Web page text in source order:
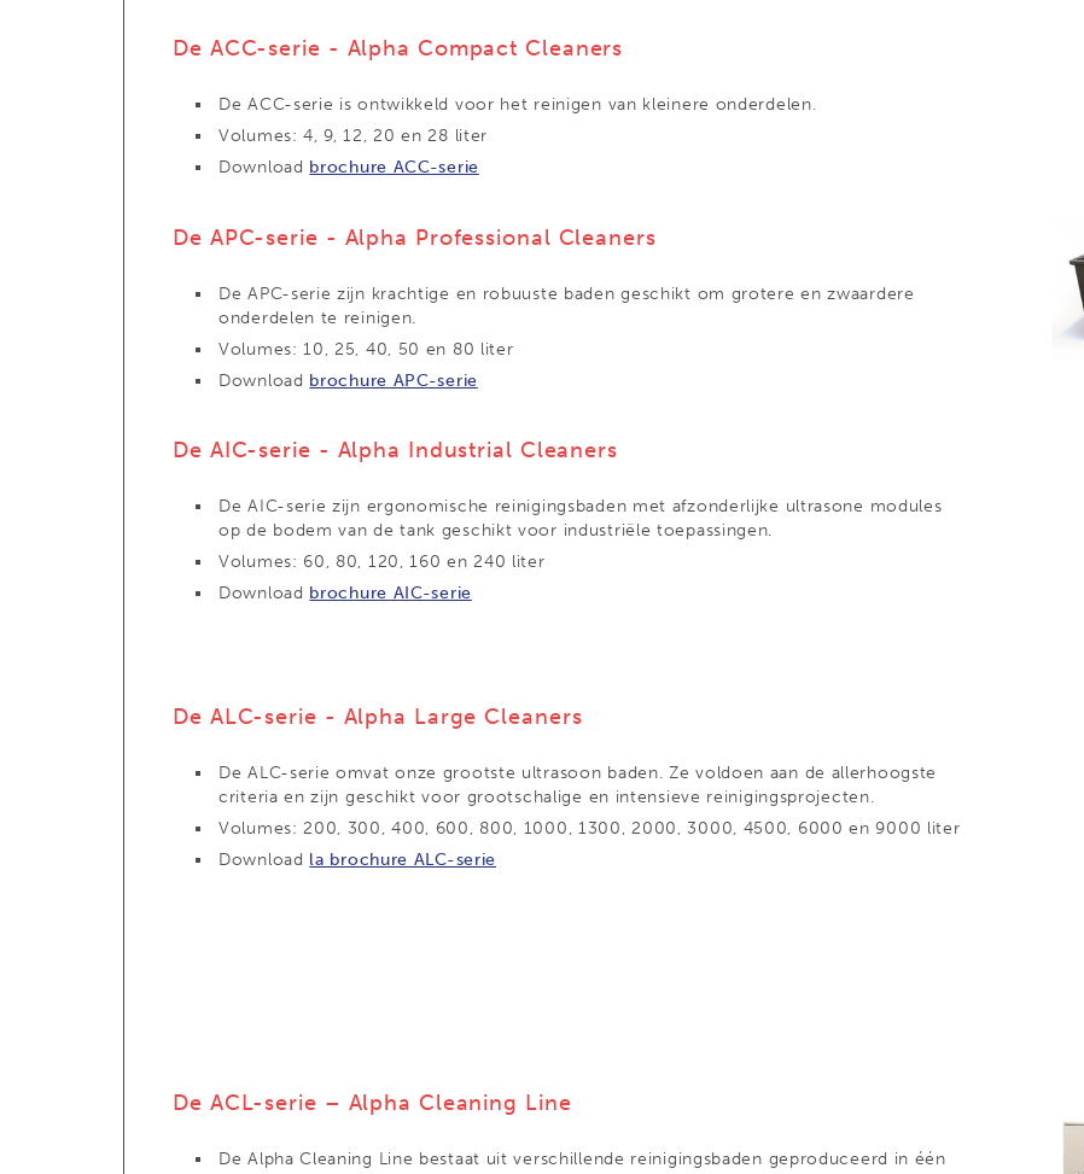
De ACC-serie - Alpha Compact Cleaners
De ACC-serie is ontwikkeld voor het reinigen van kleinere onderdelen.
Volumes: 4, 9, 12, 20 en 28 liter
Download brochure ACC-serie
De APC-serie - Alpha Professional Cleaners
De APC-serie zijn krachtige en robuuste baden geschikt om grotere en zwaardere
onderdelen te reinigen.
Volumes: 10, 25, 40, 50 en 80 liter
Download brochure APC-serie
De AIC-serie - Alpha Industrial Cleaners
De AIC-serie zijn ergonomische reinigingsbaden met afzonderlijke ultrasone modules
op de bodem van de tank geschikt voor industriële toepassingen.
Volumes: 60, 80, 120, 160 en 240 liter
Download brochure AIC-serie
De ALC-serie - Alpha Large Cleaners
De ALC-serie omvat onze grootste ultrasoon baden. Ze voldoen aan de allerhoogste
criteria en zijn geschikt voor grootschalige en intensieve reinigingsprojecten.
Volumes: 200, 300, 400, 600, 800, 1000, 1300, 2000, 3000, 4500, 6000 en 9000 liter
Download la brochure ALC-serie
De ACL-serie – Alpha Cleaning Line
De Alpha Cleaning Line bestaat uit verschillende reinigingsbaden geproduceerd in één